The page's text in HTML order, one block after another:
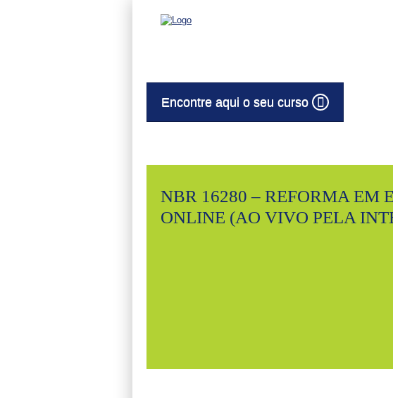
Encontre aqui o seu curso
NBR 16280 – REFORMA EM
ONLINE (AO VIVO PELA